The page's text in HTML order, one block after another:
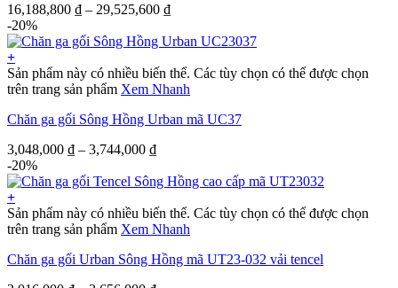
16,188,800 ₫ – 29,525,600 ₫
-20%
+
Sản phẩm này có nhiều biến thể. Các tùy chọn có thể được chọn
trên trang sản phẩm Xem Nhanh
Chăn ga gối Sông Hồng Urban mã UC37
3,048,000 ₫ – 3,744,000 ₫
-20%
+
Sản phẩm này có nhiều biến thể. Các tùy chọn có thể được chọn
trên trang sản phẩm Xem Nhanh
Chăn ga gối Urban Sông Hồng mã UT23-032 vải tencel